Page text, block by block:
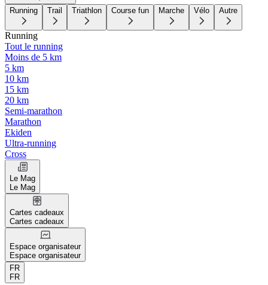
Running Trail Triathlon Course fun Marche Vélo Autre
Running
Tout le running
Moins de 5 km
5 km
10 km
15 km
20 km
Semi-marathon
Marathon
Ekiden
Ultra-running
Cross
Le Mag
Le Mag
Cartes cadeaux
Cartes cadeaux
Espace organisateur
Espace organisateur
FR
FR